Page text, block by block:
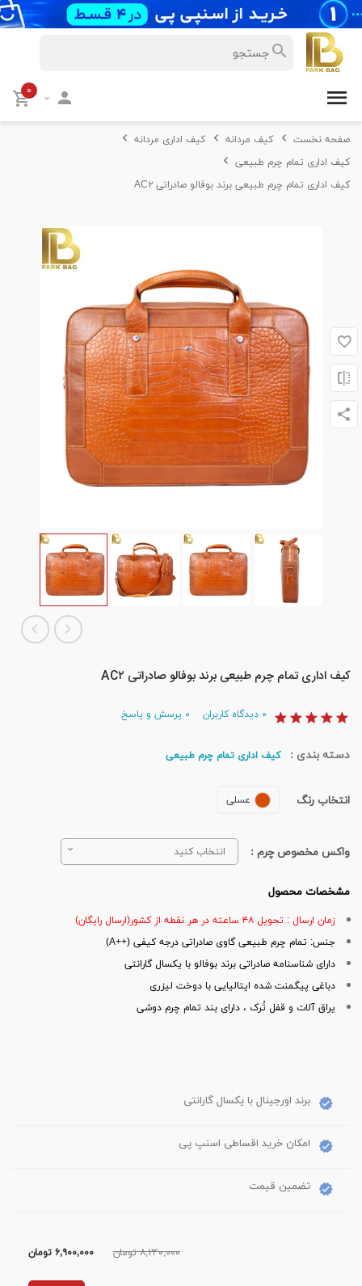
۰
صفحه نخست کیف مردانه
کیف اداری مردانه
کیف اداری تمام چرم طبیعی
کیف اداری تمام چرم طبیعی برند بوفالو صادراتی AC۲
کیف اداری تمام چرم طبیعی برند بوفالو صادراتی AC۲
دیدگاه کاربران پرسش و پاسخ
دسته بندی : کیف اداری تمام چرم طبیعی
انتخاب رنگ عسلی
واکس مخصوص چرم : انتخاب کنید
مشخصات محصول
زمان ارسال : تحویل ۴۸ ساعته در هر نقطه از کشور(ارسال رایگان)
جنس: تمام چرم طبیعی گاوی صادراتی درجه کیفی (++A)
دارای شناسنامه صادراتی برند بوفالو با یکسال گارانتی
دباغی پیگمنت شده ایتالیایی با دوخت لیزری
یراق آلات و قفل تُرک ، دارای بند تمام چرم دوشی
برند اورجینال با یکسال گارانتی
امکان خرید اقساطی اسنپ پی
تضمین قیمت
۸,۲۴۰,۰۰۰ تومان ۶,۹۰۰,۰۰۰تومان